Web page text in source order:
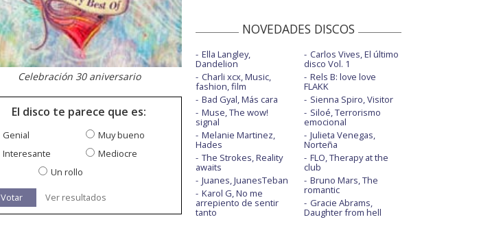
Celebración 30 aniversario
El disco te parece que es:
Genial
Muy bueno
Interesante
Mediocre
Un rollo
Votar Ver resultados
NOVEDADES DISCOS
Ella Langley,
Dandelion
Charli xcx, Music,
fashion, film
Bad Gyal, Más cara
Muse, The wow!
signal
Melanie Martinez,
Hades
The Strokes, Reality
awaits
Juanes, JuanesTeban
Karol G, No me
arrepiento de sentir
tanto
Carlos Vives, El último
disco Vol. 1
Rels B: love love
FLAKK
Sienna Spiro, Visitor
Siloé, Terrorismo
emocional
Julieta Venegas,
Norteña
FLO, Therapy at the
club
Bruno Mars, The
romantic
Gracie Abrams,
Daughter from hell